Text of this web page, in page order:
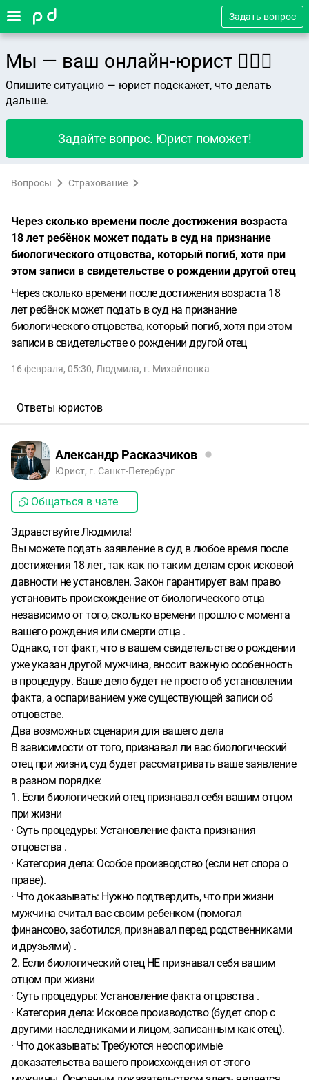
Задать вопрос
Мы — ваш онлайн-юрист 👨🏻‍⚖️
Опишите ситуацию — юрист подскажет, что делать
дальше.
Задайте вопрос. Юрист поможет!
Вопросы Страхование
Через сколько времени после достижения возраста
18 лет ребёнок может подать в суд на признание
биологического отцовства, который погиб, хотя при
этом записи в свидетельстве о рождении другой отец
Через сколько времени после достижения возраста 18
лет ребёнок может подать в суд на признание
биологического отцовства, который погиб, хотя при этом
записи в свидетельстве о рождении другой отец
16 февраля, 05:30, Людмила, г. Михайловка
Ответы юристов
Александр Расказчиков
Юрист, г. Санкт-Петербург
Общаться в чате
Здравствуйте Людмила!
Вы можете подать заявление в суд в любое время после
достижения 18 лет, так как по таким делам срок исковой
давности не установлен. Закон гарантирует вам право
установить происхождение от биологического отца
независимо от того, сколько времени прошло с момента
вашего рождения или смерти отца .
Однако, тот факт, что в вашем свидетельстве о рождении
уже указан другой мужчина, вносит важную особенность
в процедуру. Ваше дело будет не просто об установлении
факта, а оспариванием уже существующей записи об
отцовстве.
Два возможных сценария для вашего дела
В зависимости от того, признавал ли вас биологический
отец при жизни, суд будет рассматривать ваше заявление
в разном порядке:
1. Если биологический отец признавал себя вашим отцом
при жизни
· Суть процедуры: Установление факта признания
отцовства .
· Категория дела: Особое производство (если нет спора о
праве).
· Что доказывать: Нужно подтвердить, что при жизни
мужчина считал вас своим ребенком (помогал
финансово, заботился, признавал перед родственниками
и друзьями) .
2. Если биологический отец НЕ признавал себя вашим
отцом при жизни
· Суть процедуры: Установление факта отцовства .
· Категория дела: Исковое производство (будет спор с
другими наследниками и лицом, записанным как отец).
· Что доказывать: Требуются неоспоримые
доказательства вашего происхождения от этого